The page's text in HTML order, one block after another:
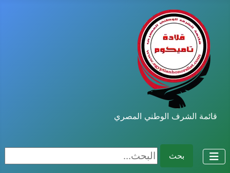
قائمة الشرف الوطني المصري
بحث البحث...